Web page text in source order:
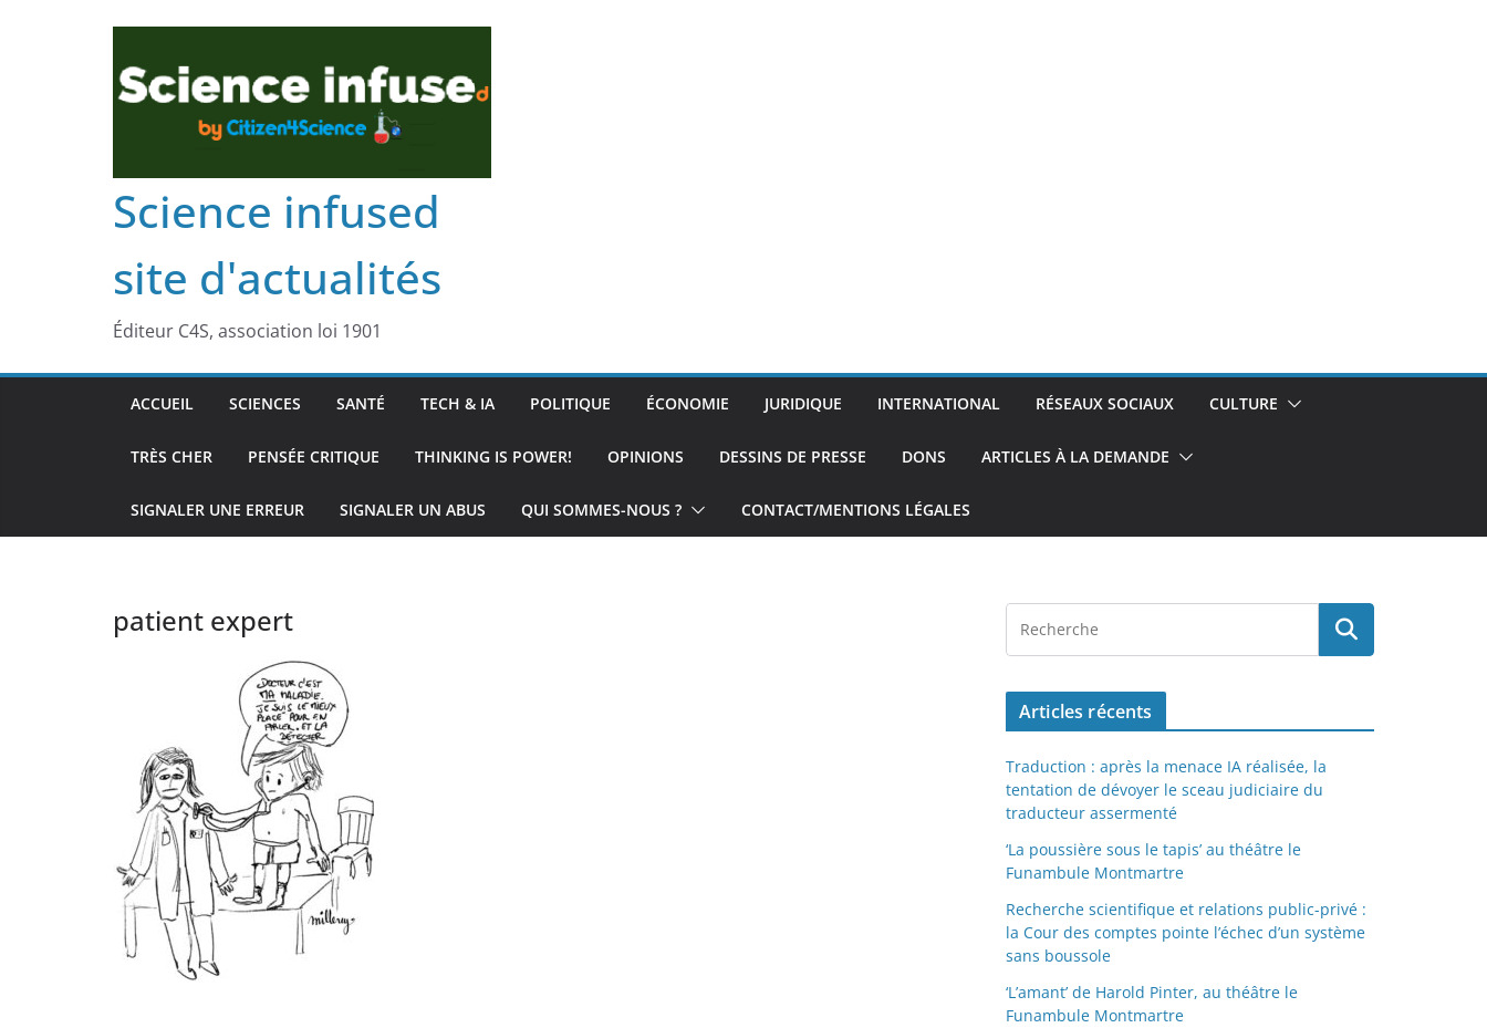
Science infused
site d'actualités
Éditeur C4S, association loi 1901
ACCUEIL SCIENCES SANTÉ TECH & IA POLITIQUE ÉCONOMIE JURIDIQUE INTERNATIONAL RÉSEAUX SOCIAUX CULTURE
TRÈS CHER PENSÉE CRITIQUE THINKING IS POWER! OPINIONS DESSINS DE PRESSE DONS ARTICLES À LA DEMANDE
SIGNALER UNE ERREUR SIGNALER UN ABUS QUI SOMMES-NOUS ? CONTACT/MENTIONS LÉGALES
patient expert
Articles récents
Traduction : après la menace IA réalisée, la
tentation de dévoyer le sceau judiciaire du
traducteur assermenté
‘La poussière sous le tapis’ au théâtre le
Funambule Montmartre
Recherche scientifique et relations public-privé :
la Cour des comptes pointe l’échec d’un système
sans boussole
‘L’amant’ de Harold Pinter, au théâtre le
Funambule Montmartre